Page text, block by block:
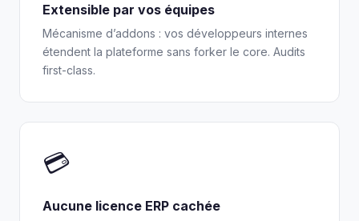
Extensible par vos équipes
Mécanisme d’addons : vos développeurs internes
étendent la plateforme sans forker le core. Audits
first-class.
💳
Aucune licence ERP cachée